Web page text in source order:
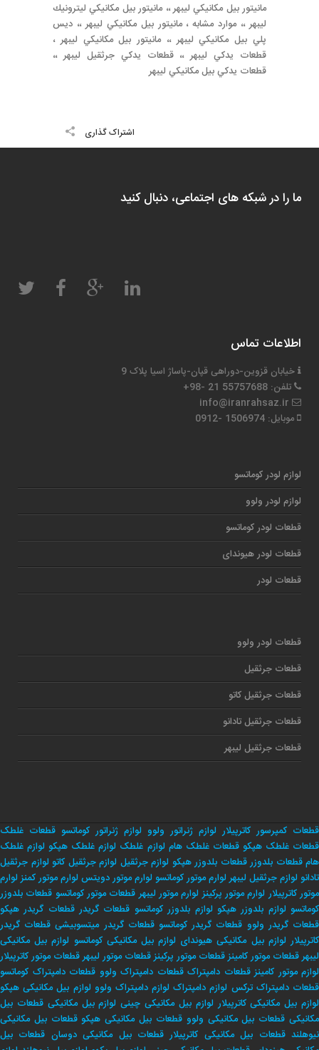
مانيتور بيل مكانيكي ليبهر ،، مانيتور بيل مكانيكي ليترونيك
ليبهر ،، موارد مشابه ، مانيتور بيل مكانيكي ليبهر ،، ديس
پلي بيل مكانيكي ليبهر ،، مانيتور بيل مكانيكي ليبهر ،
قطعات يدكي ليبهر ،، قطعات يدكي جرثقيل ليبهر ،،
قطعات يدكي بيل مكانيكي ليبهر
اشتراک گذاری
ما را در شبکه های اجتماعی، دنبال کنید
اطلاعات تماس
خیابان قزوین-دوراهی قپان-پاساژ اسیا پلاک 9
تلفن: 55757688 21 -98+
موبایل: 1506974 -0912
لوازم لودر کوماتسو
لوازم لودر ولوو
قطعات لودر کوماتسو
قطعات لودر هیوندای
قطعات لودر
قطعات لودر ولوو
قطعات جرثقیل
قطعات جرثقیل کاتو
قطعات جرثقیل تادانو
قطعات جرثقیل لیبهر
قطعات کمپرسور کاترپیلار لوازم ژنراتور ولوو لوازم ژنراتور کوماتسو قطعات غلطک
قطعات غلطک هپکو قطعات غلطک هام لوازم غلطک لوازم غلطک هپکو لوازم غلطک
هام قطعات بلدوزر قطعات بلدوزر هپکو لوازم جرثقیل لوازم جرثقیل کاتو لوازم جرثقیل
تادانو لوازم جرثقیل لیبهر لوارم موتور کوماتسو لوارم موتور دویتس لوارم موتور کمنز لوارم
موتور کاترپیلار لوارم موتور پرکینز لوارم موتور لیبهر قطعات موتور کوماتسو قطعات بلدوزر
کوماتسو لوازم بلدوزر هپکو لوازم بلدوزر کوماتسو قطعات گریدر قطعات گریدر هپکو
قطعات گریدر ولوو قطعات گریدر کوماتسو قطعات گریدر میتسوبیشی قطعات گریدر
کاترپیلار لوازم بیل مکانیکی هیوندای لوازم بیل مکانیکی کوماتسو لوازم بیل مکانیکی
لیبهرقطعات موتور کامینزقطعات موتور پرکینزقطعات موتور لیبهرقطعات موتور کاترپیلار
لوازم موتور کامینز قطعات دامپتراک قطعات دامپتراک ولوو قطعات دامپتراک کوماتسو
قطعات دامپتراک ترکس لوازم دامپتراک لوازم دامپتراک ولوو لوازم بیل مکانیکی هپکو
لوازم بیل مکانیکی کاترپیلار لوازم بیل مکانیکی چینی لوازم بیل مکانیکی قطعات بیل
مکانیکی قطعات بیل مکانیکی ولوو قطعات بیل مکانیکی هپکو قطعات بیل مکانیکی
نیوهلند قطعات بیل مکانیکی کاترپیلار قطعات بیل مکانیکی دوسان قطعات بیل